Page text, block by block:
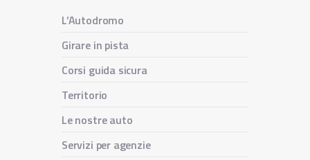
L’Autodromo
Girare in pista
Corsi guida sicura
Territorio
Le nostre auto
Servizi per agenzie